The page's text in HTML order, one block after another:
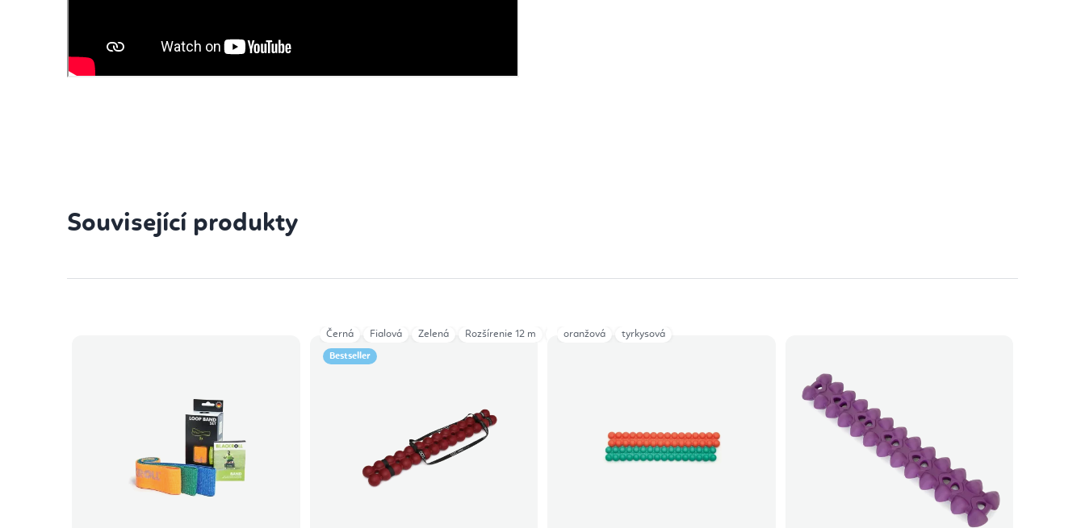
Související produkty
Bestseller
Černá Fialová Zelená Rozšírenie 12 m Nástavec Trigger Tool
oranžová tyrkysová